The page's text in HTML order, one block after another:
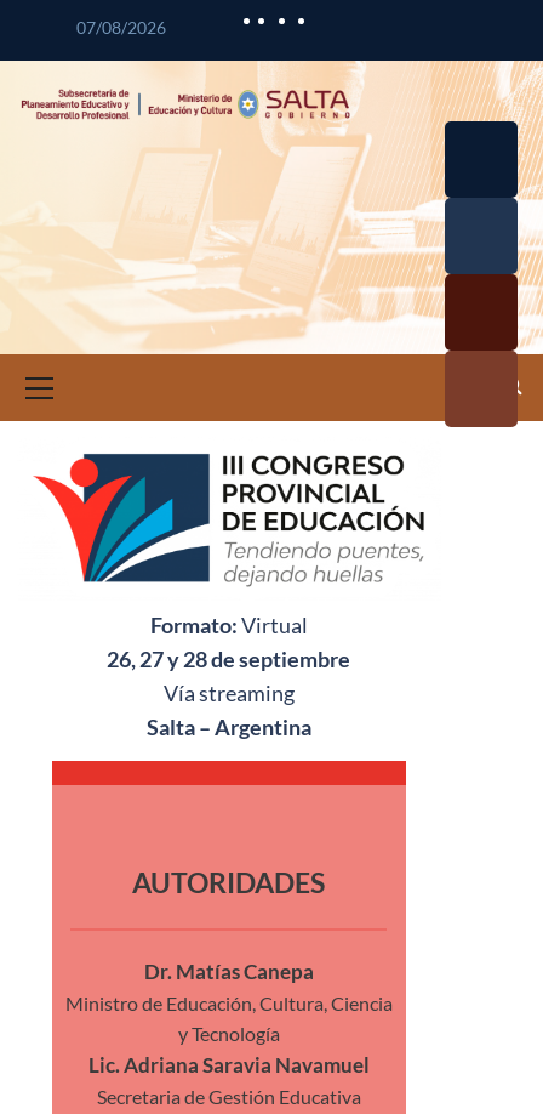
07/08/2026
Formato:Virtual
26, 27 y 28 de septiembre
Vía streaming
Salta – Argentina
AUTORIDADES
Dr. Matías Canepa
Ministro de Educación, Cultura, Ciencia
y Tecnología
Lic. Adriana Saravia Navamuel
Secretaria de Gestión Educativa
Curricul
Profesio
a
Investig